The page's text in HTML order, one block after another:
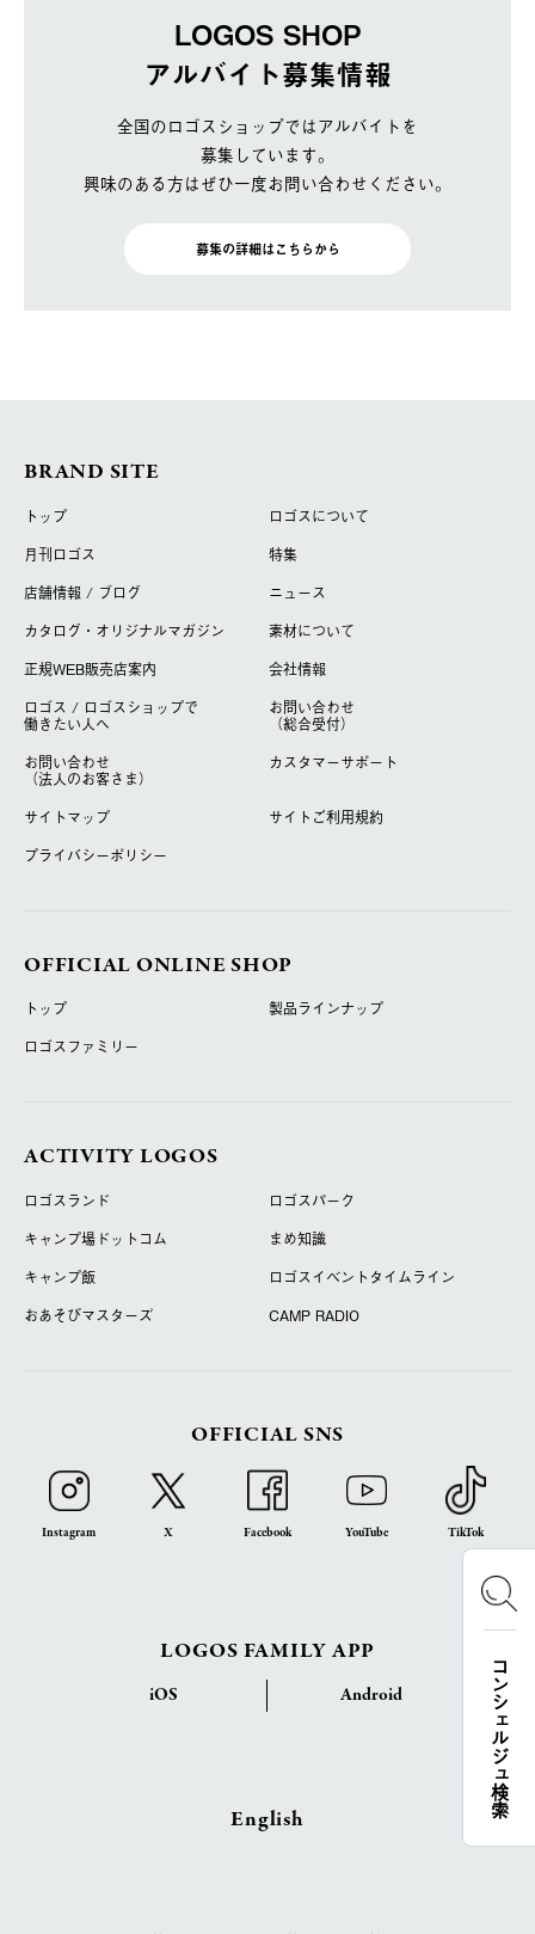
LOGOS SHOP
アルバイト募集情報
全国のロゴスショップではアルバイトを
募集しています。
興味のある方はぜひ一度お問い合わせください。
募集の詳細はこちらから
コンシェルジュ検索
BRAND SITE
トップ
ロゴスについて
月刊ロゴス
特集
店舗情報 / ブログ
ニュース
カタログ・オリジナルマガジン
素材について
正規WEB販売店案内
会社情報
ロゴス / ロゴスショップで
働きたい人へ
お問い合わせ
（総合受付）
お問い合わせ
（法人のお客さま）
カスタマーサポート
サイトマップ
サイトご利用規約
プライバシーポリシー
OFFICIAL ONLINE SHOP
トップ
製品ラインナップ
ロゴスファミリー
ACTIVITY LOGOS
ロゴスランド
ロゴスパーク
キャンプ場ドットコム
まめ知識
キャンプ飯
ロゴスイベントタイムライン
おあそびマスターズ
CAMP RADIO
OFFICIAL SNS
Instagram X Facebook YouTube TikTok
LOGOS FAMILY APP
iOS Android
English